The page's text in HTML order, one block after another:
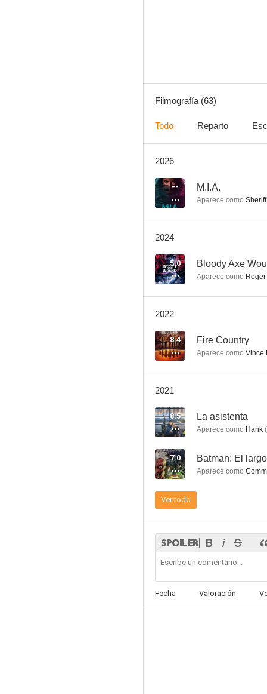
7.0
6.6
Filmografía (63)
Todo Reparto
2026
-- M.I.A.
Aparece como
2024
5.0 Bloody Axe
Aparece como
2022
8.4 Fire Country
Aparece como Vince
2021
8.5 La asistenta
Aparece como Hank (
7.0 Batman: El
Aparece como
Ver todo
Fecha Valoración